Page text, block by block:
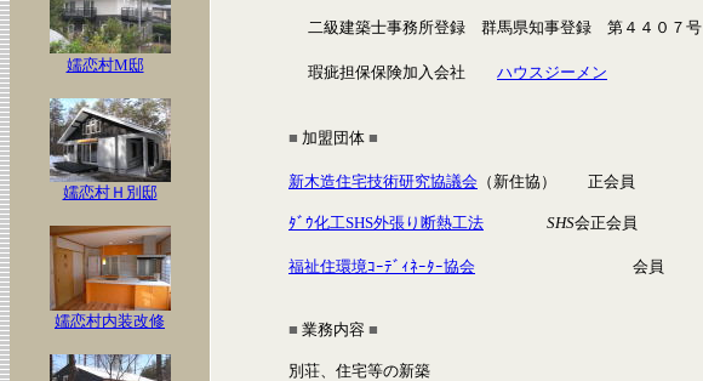
嬬恋村M邸
嬬恋村Ｈ別邸
嬬恋村内装改修
二級建築士事務所登録 群馬県知事登録 第４４０７号
瑕疵担保保険加入会社 ハウスジーメン
■ 加盟団体 ■
新木造住宅技術研究協議会 （新住協） 正会員
ﾀﾞｳ化工SHS外張り断熱工法 SHS会正会員
福祉住環境ｺｰﾃﾞｨﾈｰﾀｰ協会 会員
■ 業務内容 ■
別荘、住宅等の新築